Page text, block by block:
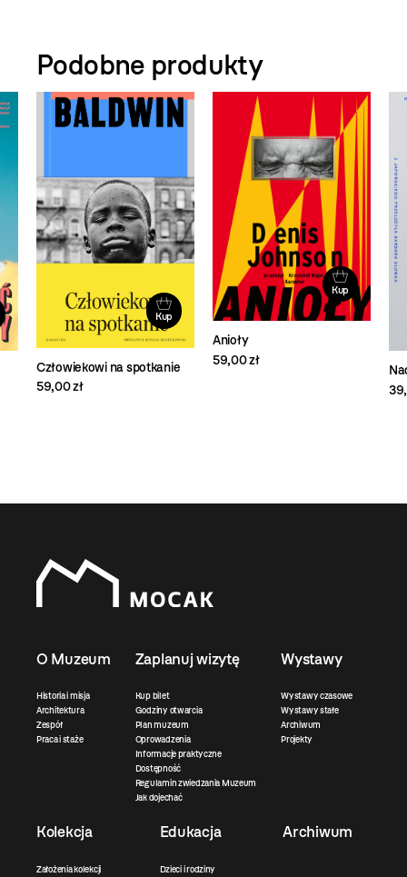
Podobne produkty
Kup
Człowiekowi na spotkanie
59,00 zł
Kup
Anioły
59,00 zł
O Muzeum
Historia i misja
Architektura
Zespół
Praca i staże
Zaplanuj wizytę
Kup bilet
Godziny otwarcia
Plan muzeum
Oprowadzenia
Informacje praktyczne
Dostępność
Regulamin zwiedzania Muzeum
Jak dojechać
Wystawy
Wystawy czasowe
Wystawy stałe
Archiwum
Projekty
Kolekcja
Założenia kolekcji
Edukacja
Dzieci i rodziny
Archiwum